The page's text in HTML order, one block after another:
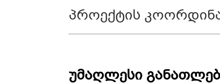
პროექტის
უმაღლესი